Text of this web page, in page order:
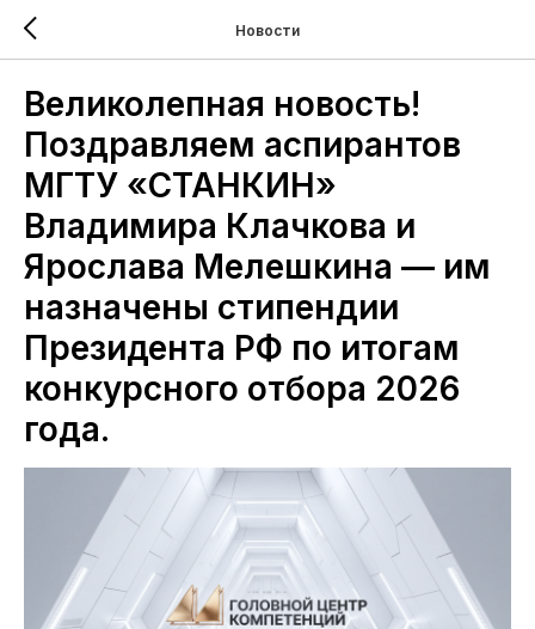
Новости
Великолепная новость!
Поздравляем аспирантов
МГТУ «СТАНКИН»
Владимира Клачкова и
Ярослава Мелешкина — им
назначены стипендии
Президента РФ по итогам
конкурсного отбора 2026
года.